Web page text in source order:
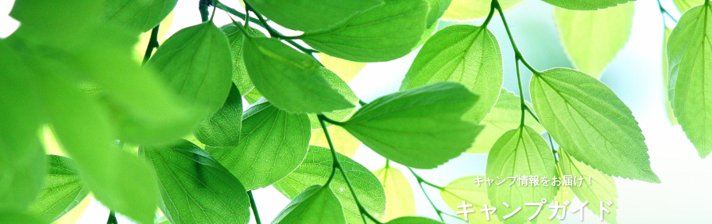
キャンプ情報をお届け！
キャンプガイド